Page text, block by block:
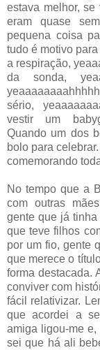
estava melhor,
eram quase
pequena coisa
tudo é motivo
a respiração,
da sonda,
sério,
vestir um
Quando um dos
bolo para
comemorando
No tempo que a
com outras
gente que já
que teve filhos
por um fio, gente
que merece o
forma destacada.
conviver com
fácil relativizar.
que acordei a
amiga ligou-me
sei que há ali